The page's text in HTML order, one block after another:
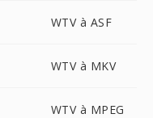
WTV à ASF
WTV à MKV
WTV à MPEG